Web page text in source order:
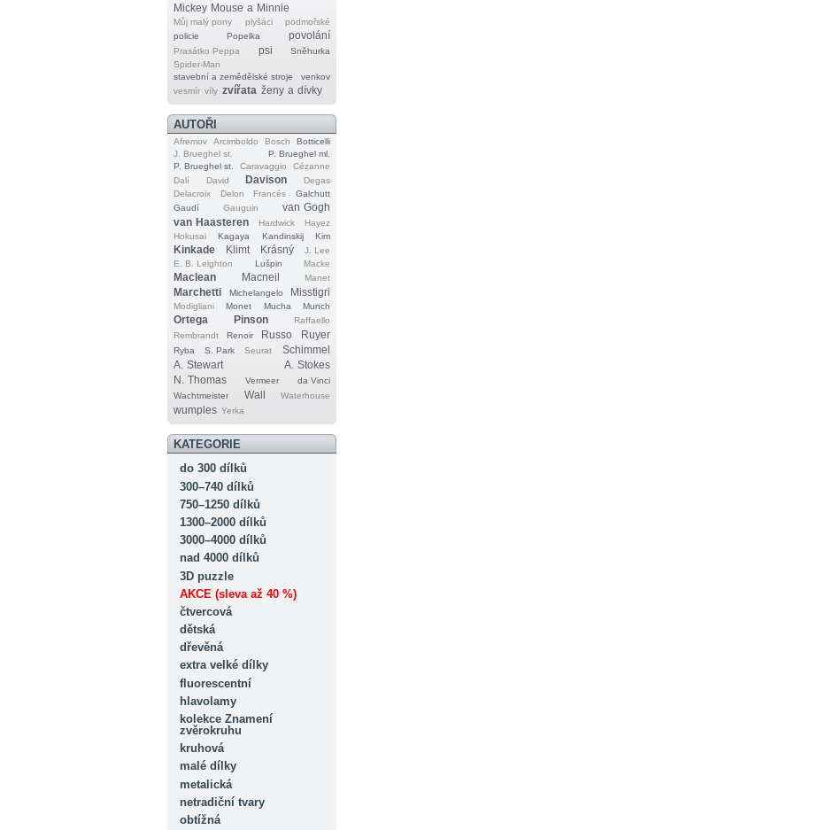
Mickey Mouse a Minnie
Můj malý pony plyšáci
podmořské
policie
Popelka povolání
Prasátko Peppa psi
Sněhurka
Spider‐Man
stavební a zemědělské stroje
venkov
vesmír víly zvířata ženy a dívky
AUTOŘI
Afremov Arcimboldo Bosch
Botticelli
J. Brueghel st.
P. Brueghel ml.
P. Brueghel st.
Caravaggio
Cézanne
Dalí
David Davison
Degas
Delacroix
Delon Francés
Galchutt
Gaudí
Gauguin
van Gogh
van Haasteren
Hardwick
Hayez
Hokusai
Kagaya Kandinskij Kim
Kinkade Klimt Krásný
J. Lee
E. B. Leighton
Lušpin Macke
Maclean Macneil Manet
Marchetti Michelangelo Misstigri
Modigliani Monet Mucha Munch
Ortega Pinson
Raffaello
Rembrandt
Renoir Russo Ruyer
Ryba S. Park Seurat
Schimmel
A. Stewart
A. Stokes
N. Thomas
Vermeer
da Vinci
Wachtmeister
Wall Waterhouse
wumples Yerka
KATEGORIE
do 300 dílků
300–740 dílků
750–1250 dílků
1300–2000 dílků
3000–4000 dílků
nad 4000 dílků
3D puzzle
AKCE (sleva až 40 %)
čtvercová
dětská
dřevěná
extra velké dílky
fluorescentní
hlavolamy
kolekce Znamení
zvěrokruhu
kruhová
malé dílky
metalická
netradiční tvary
obtížná